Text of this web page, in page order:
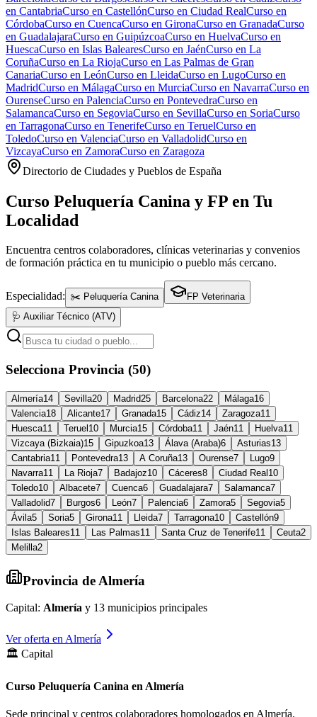
en CantabriaCurso en CastellónCurso en Ciudad RealCurso en
CórdobaCurso en CuencaCurso en GironaCurso en GranadaCurso
en GuadalajaraCurso en GuipúzcoaCurso en HuelvaCurso en
HuescaCurso en Islas BalearesCurso en JaénCurso en La
CoruñaCurso en La RiojaCurso en Las Palmas de Gran
CanariaCurso en LeónCurso en LleidaCurso en LugoCurso en
MadridCurso en MálagaCurso en MurciaCurso en NavarraCurso en
OurenseCurso en PalenciaCurso en PontevedraCurso en
SalamancaCurso en SegoviaCurso en SevillaCurso en SoriaCurso
en TarragonaCurso en TenerifeCurso en TeruelCurso en
ToledoCurso en ValenciaCurso en ValladolidCurso en
VizcayaCurso en ZamoraCurso en Zaragoza
Directorio de Ciudades y Pueblos de España
Curso Peluquería Canina y FP en Tu
Localidad
Encuentra centros colaboradores, clínicas veterinarias y convenios
de formación práctica en tu municipio o pueblo más cercano.
Especialidad: ✂️ Peluquería Canina
FP Veterinaria
🩺 Auxiliar Técnico (ATV)
Selecciona Provincia (50)
Almería14 Sevilla20 Madrid25 Barcelona22 Málaga16
Valencia18 Alicante17 Granada15 Cádiz14 Zaragoza11
Huesca11 Teruel 10 Murcia15 Córdoba11 Jaén11 Huelva11
Vizcaya (Bizkaia)15 Gipuzkoa13 Álava (Araba)6 Asturias13
Cantabria11 Pontevedra13 A Coruña13 Ourense7 Lugo9
Navarra11 La Rioja7 Badajoz10 Cáceres8 Ciudad Real 10
Toledo10 Albacete7 Cuenca6 Guadalajara7 Salamanca7
Valladolid7 Burgos6 León7 Palencia6 Zamora5 Segovia5
Ávila5 Soria5 Girona11 Lleida7 Tarragona10 Castellón9
Islas Baleares11 Las Palmas11 Santa Cruz de Tenerife11 Ceuta2
Melilla2
Provincia de Almería
Capital: Almería y 13 municipios principales
Ver oferta en Almería
🏛️ Capital
Curso Peluquería Canina en Almería
Sede principal y centros colaboradores homologados en Almería.